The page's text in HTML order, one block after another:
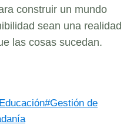
construir un mundo
sean una realidad
las cosas sucedan.
#Gestión de